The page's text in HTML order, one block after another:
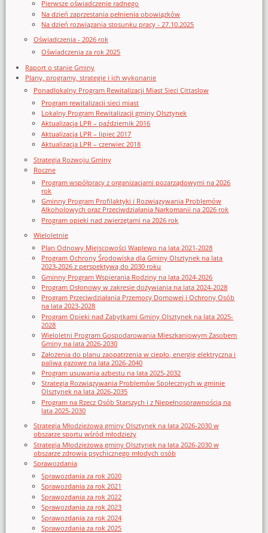
Pierwsze oświadczenie radnego
Na dzień zaprzestania pełnienia obowiązków
Na dzień rozwiązania stosunku pracy - 27.10.2025
Oświadczenia - 2026 rok
Oświadczenia za rok 2025
Raport o stanie Gminy
Plany, programy, strategie i ich wykonanie
Ponadlokalny Program Rewitalizacji Miast Sieci Cittaslow
Program rewitalizacji sieci miast
Lokalny Program Rewitalizacji gminy Olsztynek
Aktualizacja LPR – październik 2016
Aktualizacja LPR – lipiec 2017
Aktualizacja LPR – czerwiec 2018
Strategia Rozwoju Gminy
Roczne
Program współpracy z organizacjami pozarządowymi na 2026
rok
Gminny Program Profilaktyki i Rozwiązywania Problemów
Alkoholowych oraz Przeciwdziałania Narkomanii na 2026 rok
Program opieki nad zwierzętami na 2026 rok
Wieloletnie
Plan Odnowy Miejscowości Waplewo na lata 2021-2028
Program Ochrony Środowiska dla Gminy Olsztynek na lata
2023-2026 z perspektywą do 2030 roku
Gminny Program Wspierania Rodziny na lata 2024-2026
Program Osłonowy w zakresie dożywiania na lata 2024-2028
Program Przeciwdziałania Przemocy Domowej i Ochrony Osób
na lata 2023-2028
Program Opieki nad Zabytkami Gminy Olsztynek na lata 2025-
2028
Wieloletni Program Gospodarowania Mieszkaniowym Zasobem
Gminy na lata 2026-2030
Założenia do planu zaopatrzenia w ciepło, energię elektryczna i
paliwa gazowe na lata 2026-2040
Program usuwania azbestu na lata 2025-2032
Strategia Rozwiązywania Problemów Społecznych w gminie
Olsztynek na lata 2026-2035
Program na Rzecz Osób Starszych i z Niepełnosprawnością na
lata 2025-2030
Strategia Młodzieżowa gminy Olsztynek na lata 2026-2030 w
obszarze sportu wśród młodzieży
Strategia Młodzieżowa gminy Olsztynek na lata 2026-2030 w
obszarze zdrowia psychicznego młodych osób
Sprawozdania
Sprawozdania za rok 2020
Sprawozdania za rok 2021
Sprawozdania za rok 2022
Sprawozdania za rok 2023
Sprawozdania za rok 2024
Sprawozdania za rok 2025